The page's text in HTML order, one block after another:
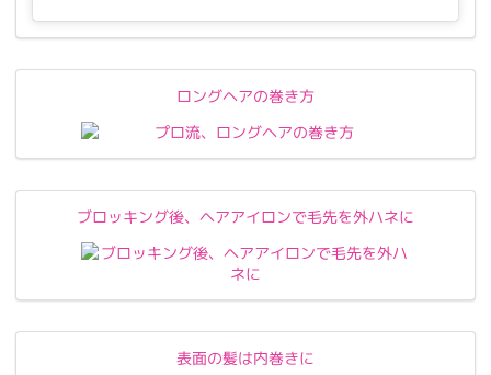
ロングヘアの巻き方
ブロッキング後、ヘアアイロンで毛先を外ハネに
表面の髪は内巻きに